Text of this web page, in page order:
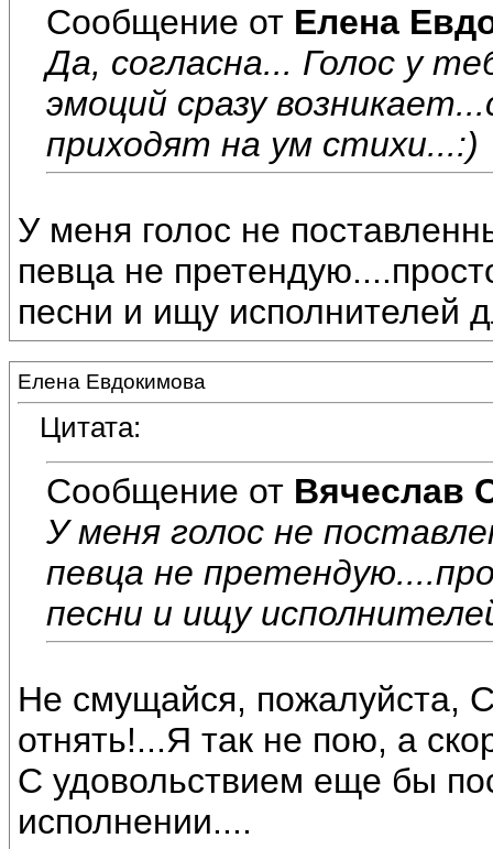
Сообщение от Елена
Да, согласна... Голос у
эмоций сразу
приходят на ум стихи...:)
У меня голос не
певца не
песни и ищу исполнителей
Елена Евдокимова
Цитата:
Сообщение от Вячеслав
У меня голос не
певца не
песни и ищу
Не смущайся, пожалуйста,
отнять!...Я так не пою, а
С удовольствием еще бы
исполнении....